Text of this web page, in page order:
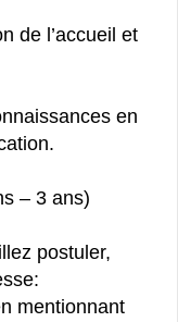
de l’accueil et
en
– 3 ans)
postuler,
mentionnant